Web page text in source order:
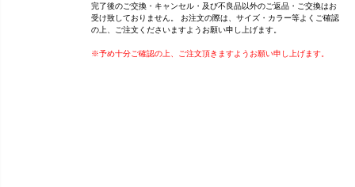
完了後のご交換・キャンセル・及び不良品以外のご返品・ご交換はお
受け致しておりません。 お注文の際は、サイズ・カラー等よくご確認
の上、ご注文くださいますようお願い申し上げます。
※予め十分ご確認の上、ご注文頂きますようお願い申し上げます。